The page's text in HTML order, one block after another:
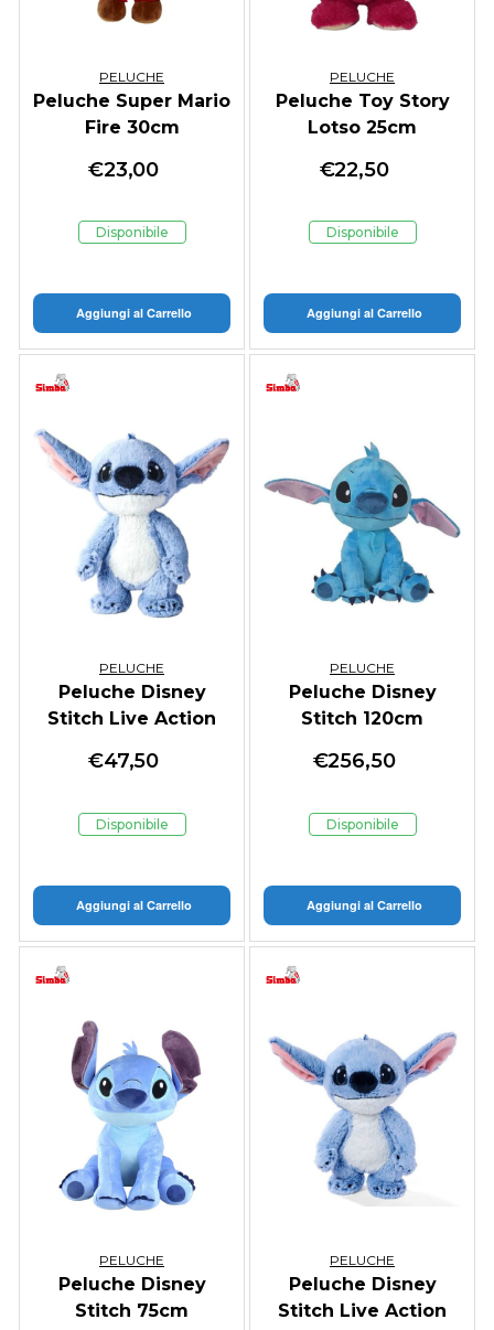
PELUCHE
Peluche Super Mario
Fire 30cm
€23,00
Disponibile
Aggiungi al Carrello
PELUCHE
Peluche Toy Story
Lotso 25cm
€22,50
Disponibile
Aggiungi al Carrello
PELUCHE
Peluche Disney
Stitch Live Action
€47,50
Disponibile
Aggiungi al Carrello
PELUCHE
Peluche Disney
Stitch 120cm
€256,50
Disponibile
Aggiungi al Carrello
PELUCHE
Peluche Disney
Stitch 75cm
PELUCHE
Peluche Disney
Stitch Live Action